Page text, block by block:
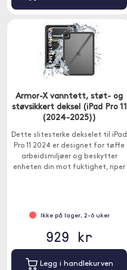
Armor-X vanntett, støt- og
støvsikkert deksel (iPad Pro 11
(2024-2025))
Dette slitesterke dekselet til iPad
Pro 11 2024 er designet for tøffe
arbeidsmiljøer og beskytter
enheten din mot fuktighet, riper
Ikke på lager, 2-6 uker
929 kr
Legg i handlekurven